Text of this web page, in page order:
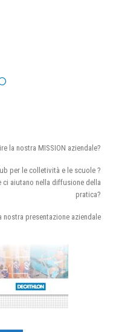
la nostra MISSION aziendale?
per le colletività e le scuole ?
ci aiutano nella diffusione della
pratica?
nostra presentazione aziendale